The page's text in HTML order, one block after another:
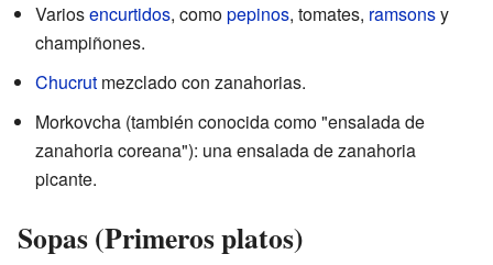
Variosencurtidos, comopepinos, tomates, ramsonsy
champiñones.
Chucrut mezclado con zanahorias.
Morkovcha (también conocida como "ensalada de
zanahoria coreana"): una ensalada de zanahoria
picante.
Sopas (Primeros platos)